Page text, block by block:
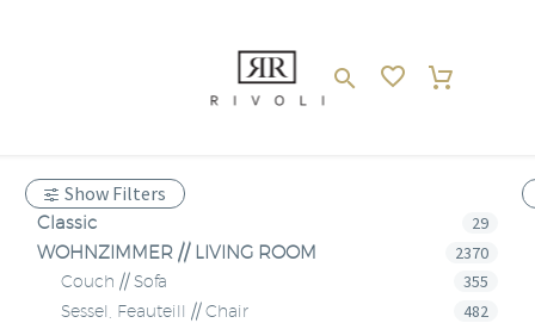
Show Filters
Classic 29
WOHNZIMMER // LIVING ROOM 2370
Couch // Sofa 355
Sessel, Feauteill // Chair 482